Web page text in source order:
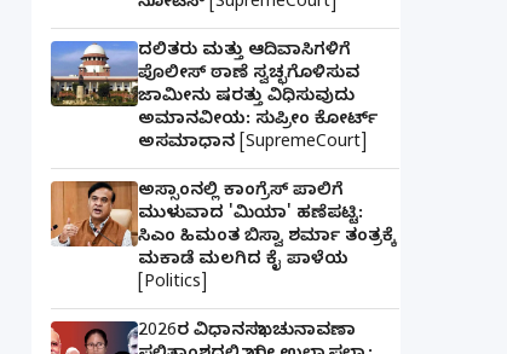
ದಲಿತರು ಮತ್ತು ಆದಿವಾಸಿಗಳಿಗೆ
ಪೊಲೀಸ್ ಠಾಣೆ ಸ್ವಚ್ಛಗೊಳಿಸುವ
ಜಾಮೀನು ಷರತ್ತು ವಿಧಿಸುವುದು
ಅಮಾನವೀಯ: ಸುಪ್ರೀಂ ಕೋರ್ಟ್
ಅಸಮಾಧಾನ [SupremeCourt]
ಅಸ್ಸಾಂನಲ್ಲಿ ಕಾಂಗ್ರೆಸ್ ಪಾಲಿಗೆ
ಮುಳುವಾದ 'ಮಿಯಾ' ಹಣೆಪಟ್ಟಿ:
ಸಿಎಂ ಹಿಮಂತ ಬಿಸ್ವಾ ಶರ್ಮಾ ತಂತ್ರಕ್ಕೆ
ಮಕಾಡೆ ಮಲಗಿದ ಕೈ ಪಾಳೆಯ
[Politics]
2026ರ ವಿಧಾನಸಭಾ ಚುನಾವಣಾ